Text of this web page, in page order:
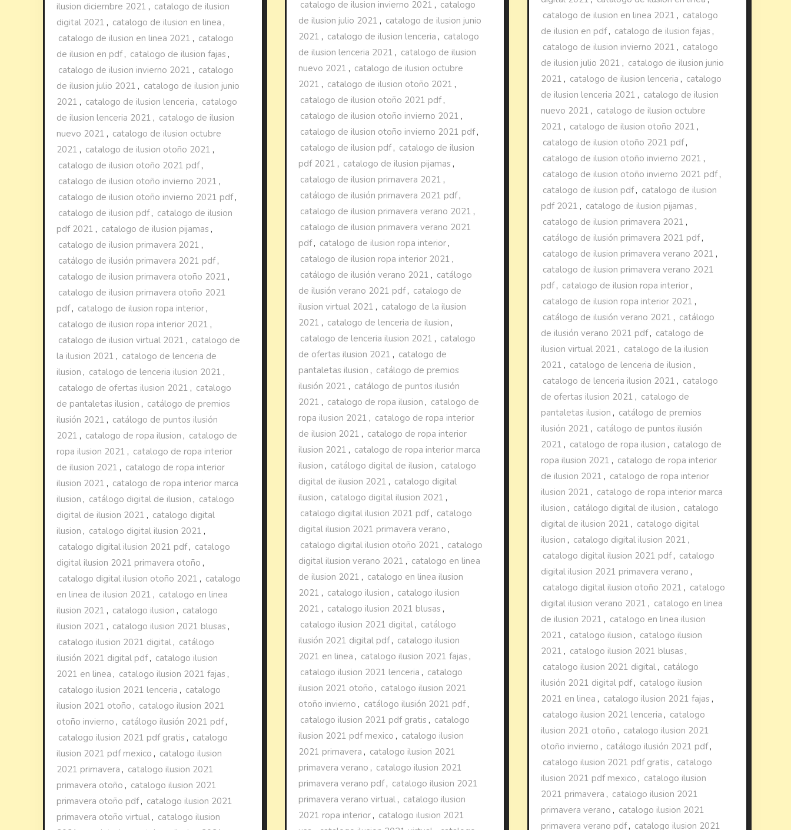
ilusion diciembre 2021 , catalogo de ilusion
digital 2021 , catalogo de ilusion en linea ,
catalogo de ilusion en linea 2021 , catalogo
de ilusion en pdf, catalogo de ilusion fajas ,
catalogo de ilusion invierno 2021 , catalogo
de ilusion julio 2021 , catalogo de ilusion junio
2021 , catalogo de ilusion lenceria , catalogo
de ilusion lenceria 2021 , catalogo de ilusion
nuevo 2021 , catalogo de ilusion octubre
2021 , catalogo de ilusion otoño 2021 ,
catalogo de ilusion otoño 2021 pdf,
catalogo de ilusion otoño invierno 2021 ,
catalogo de ilusion otoño invierno 2021 pdf,
catalogo de ilusion pdf, catalogo de ilusion
pdf 2021 , catalogo de ilusion pijamas ,
catalogo de ilusion primavera 2021 ,
catálogo de ilusión primavera 2021 pdf,
catalogo de ilusion primavera otoño 2021 ,
catalogo de ilusion primavera otoño 2021
pdf, catalogo de ilusion ropa interior ,
catalogo de ilusion ropa interior 2021 ,
catalogo de ilusion virtual 2021 , catalogo de
la ilusion 2021 , catalogo de lenceria de
ilusion , catalogo de lenceria ilusion 2021 ,
catalogo de ofertas ilusion 2021 , catalogo
de pantaletas ilusion , catálogo de premios
ilusión 2021 , catálogo de puntos ilusión
2021 , catalogo de ropa ilusion , catalogo de
ropa ilusion 2021 , catalogo de ropa interior
de ilusion 2021 , catalogo de ropa interior
ilusion 2021 , catalogo de ropa interior marca
ilusion , catálogo digital de ilusion , catalogo
digital de ilusion 2021 , catalogo digital
ilusion , catalogo digital ilusion 2021 ,
catalogo digital ilusion 2021 pdf, catalogo
digital ilusion 2021 primavera otoño ,
catalogo digital ilusion otoño 2021 , catalogo
en linea de ilusion 2021 , catalogo en linea
ilusion 2021 , catalogo ilusion , catalogo
ilusion 2021 , catalogo ilusion 2021 blusas ,
catalogo ilusion 2021 digital , catálogo
ilusión 2021 digital pdf, catalogo ilusion
2021 en linea , catalogo ilusion 2021 fajas ,
catalogo ilusion 2021 lenceria , catalogo
ilusion 2021 otoño , catalogo ilusion 2021
otoño invierno , catálogo ilusión 2021 pdf,
catalogo ilusion 2021 pdf gratis , catalogo
ilusion 2021 pdf mexico , catalogo ilusion
2021 primavera , catalogo ilusion 2021
primavera otoño , catalogo ilusion 2021
primavera otoño pdf, catalogo ilusion 2021
primavera otoño virtual , catalogo ilusion
catalogo de ilusion invierno 2021 , catalogo
de ilusion julio 2021 , catalogo de ilusion junio
2021 , catalogo de ilusion lenceria , catalogo
de ilusion lenceria 2021 , catalogo de ilusion
nuevo 2021 , catalogo de ilusion octubre
2021 , catalogo de ilusion otoño 2021 ,
catalogo de ilusion otoño 2021 pdf,
catalogo de ilusion otoño invierno 2021 ,
catalogo de ilusion otoño invierno 2021 pdf,
catalogo de ilusion pdf, catalogo de ilusion
pdf 2021 , catalogo de ilusion pijamas ,
catalogo de ilusion primavera 2021 ,
catálogo de ilusión primavera 2021 pdf,
catalogo de ilusion primavera verano 2021 ,
catalogo de ilusion primavera verano 2021
pdf, catalogo de ilusion ropa interior ,
catalogo de ilusion ropa interior 2021 ,
catálogo de ilusión verano 2021 , catálogo
de ilusión verano 2021 pdf, catalogo de
ilusion virtual 2021 , catalogo de la ilusion
2021 , catalogo de lenceria de ilusion ,
catalogo de lenceria ilusion 2021 , catalogo
de ofertas ilusion 2021 , catalogo de
pantaletas ilusion , catálogo de premios
ilusión 2021 , catálogo de puntos ilusión
2021 , catalogo de ropa ilusion , catalogo de
ropa ilusion 2021 , catalogo de ropa interior
de ilusion 2021 , catalogo de ropa interior
ilusion 2021 , catalogo de ropa interior marca
ilusion , catálogo digital de ilusion , catalogo
digital de ilusion 2021 , catalogo digital
ilusion , catalogo digital ilusion 2021 ,
catalogo digital ilusion 2021 pdf, catalogo
digital ilusion 2021 primavera verano ,
catalogo digital ilusion otoño 2021 , catalogo
digital ilusion verano 2021 , catalogo en linea
de ilusion 2021 , catalogo en linea ilusion
2021 , catalogo ilusion , catalogo ilusion
2021 , catalogo ilusion 2021 blusas ,
catalogo ilusion 2021 digital , catálogo
ilusión 2021 digital pdf, catalogo ilusion
2021 en linea , catalogo ilusion 2021 fajas ,
catalogo ilusion 2021 lenceria , catalogo
ilusion 2021 otoño , catalogo ilusion 2021
otoño invierno , catálogo ilusión 2021 pdf,
catalogo ilusion 2021 pdf gratis , catalogo
ilusion 2021 pdf mexico , catalogo ilusion
2021 primavera , catalogo ilusion 2021
primavera verano , catalogo ilusion 2021
primavera verano pdf, catalogo ilusion 2021
primavera verano virtual , catalogo ilusion
2021 ropa interior , catalogo ilusion 2021
catalogo de ilusion en linea 2021 , catalogo
de ilusion en pdf, catalogo de ilusion fajas ,
catalogo de ilusion invierno 2021 , catalogo
de ilusion julio 2021 , catalogo de ilusion junio
2021 , catalogo de ilusion lenceria , catalogo
de ilusion lenceria 2021 , catalogo de ilusion
nuevo 2021 , catalogo de ilusion octubre
2021 , catalogo de ilusion otoño 2021 ,
catalogo de ilusion otoño 2021 pdf,
catalogo de ilusion otoño invierno 2021 ,
catalogo de ilusion otoño invierno 2021 pdf,
catalogo de ilusion pdf, catalogo de ilusion
pdf 2021 , catalogo de ilusion pijamas ,
catalogo de ilusion primavera 2021 ,
catálogo de ilusión primavera 2021 pdf,
catalogo de ilusion primavera verano 2021 ,
catalogo de ilusion primavera verano 2021
pdf, catalogo de ilusion ropa interior ,
catalogo de ilusion ropa interior 2021 ,
catálogo de ilusión verano 2021 , catálogo
de ilusión verano 2021 pdf, catalogo de
ilusion virtual 2021 , catalogo de la ilusion
2021 , catalogo de lenceria de ilusion ,
catalogo de lenceria ilusion 2021 , catalogo
de ofertas ilusion 2021 , catalogo de
pantaletas ilusion , catálogo de premios
ilusión 2021 , catálogo de puntos ilusión
2021 , catalogo de ropa ilusion , catalogo de
ropa ilusion 2021 , catalogo de ropa interior
de ilusion 2021 , catalogo de ropa interior
ilusion 2021 , catalogo de ropa interior marca
ilusion , catálogo digital de ilusion , catalogo
digital de ilusion 2021 , catalogo digital
ilusion , catalogo digital ilusion 2021 ,
catalogo digital ilusion 2021 pdf, catalogo
digital ilusion 2021 primavera verano ,
catalogo digital ilusion otoño 2021 , catalogo
digital ilusion verano 2021 , catalogo en linea
de ilusion 2021 , catalogo en linea ilusion
2021 , catalogo ilusion , catalogo ilusion
2021 , catalogo ilusion 2021 blusas ,
catalogo ilusion 2021 digital , catálogo
ilusión 2021 digital pdf, catalogo ilusion
2021 en linea , catalogo ilusion 2021 fajas ,
catalogo ilusion 2021 lenceria , catalogo
ilusion 2021 otoño , catalogo ilusion 2021
otoño invierno , catálogo ilusión 2021 pdf,
catalogo ilusion 2021 pdf gratis , catalogo
ilusion 2021 pdf mexico , catalogo ilusion
2021 primavera , catalogo ilusion 2021
primavera verano , catalogo ilusion 2021
primavera verano pdf, catalogo ilusion 2021